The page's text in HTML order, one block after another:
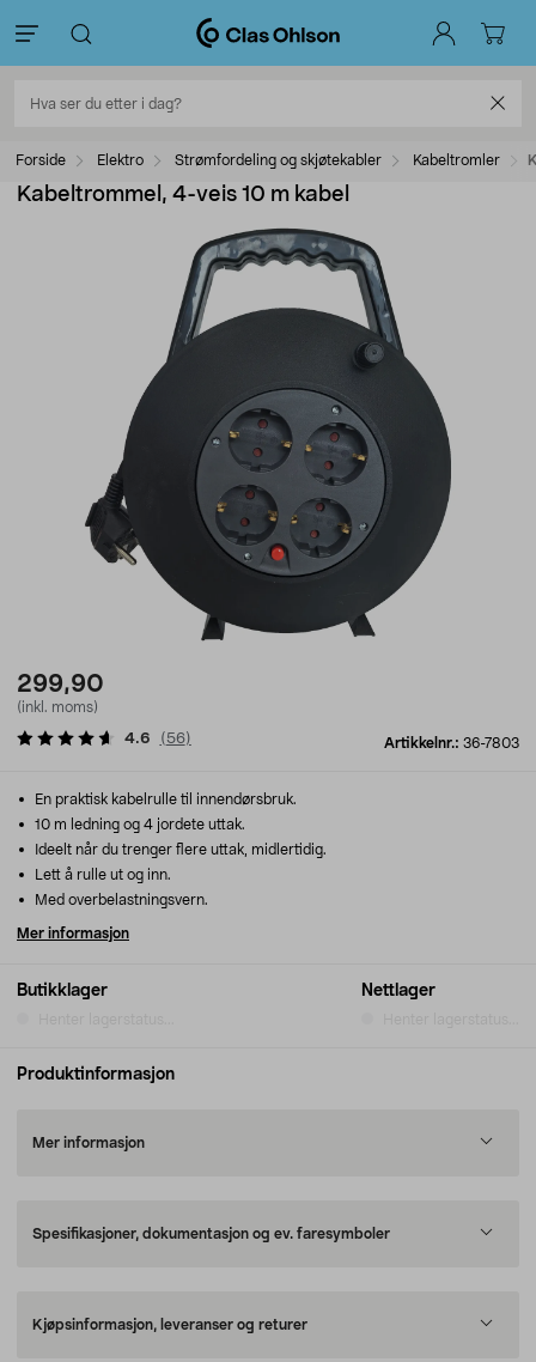
Forside Elektro Strømfordeling og skjøtekabler Kabeltromler
Kabeltrommel, 4-veis 10 m kabel
299,90
(inkl. moms)
Artikkelnr.: 36-7803
4.6 ( 56)
Butikklager Nettlager
En praktisk kabelrulle til innendørsbruk.
10 m ledning og 4 jordete uttak.
Ideelt når du trenger flere uttak, midlertidig.
Lett å rulle ut og inn.
Med overbelastningsvern.
Mer informasjon
Produktinformasjon
Mer informasjon
Spesifikasjoner, dokumentasjon og ev. faresymboler
Kjøpsinformasjon, leveranser og returer